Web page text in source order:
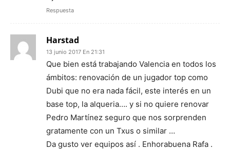
Respuesta
Harstad
13 junio 2017 En 21:31
Que bien está trabajando Valencia en todos los
ámbitos: renovación de un jugador top como
Dubi que no era nada fácil, este interés en un
base top, la alqueria…. y si no quiere renovar
Pedro Martínez seguro que nos sorprenden
gratamente con un Txus o similar …
Da gusto ver equipos así . Enhorabuena Rafa .